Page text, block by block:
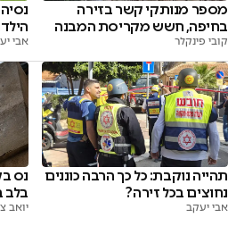
מספר מנותקי קשר בזירה
בחיפה, חשש מקריסת המבנה
קובי פינקלר אבי
תהייה נוקבת: כל כך הרבה כוננים
נחוצים בכל זירה?
אבי יעקב
נס
בלב
יואב